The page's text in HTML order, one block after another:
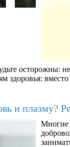
8780
осторожны:
здоровья:
и плазму?
Многие